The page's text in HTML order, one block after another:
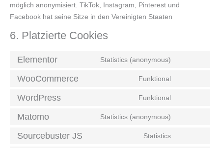
möglich anonymisiert. TikTok, Instagram, Pinterest und
Facebook hat seine Sitze in den Vereinigten Staaten
6. Platzierte Cookies
Elementor Statistics (anonymous)
WooCommerce Funktional
WordPress Funktional
Matomo Statistics (anonymous)
Sourcebuster JS Statistics